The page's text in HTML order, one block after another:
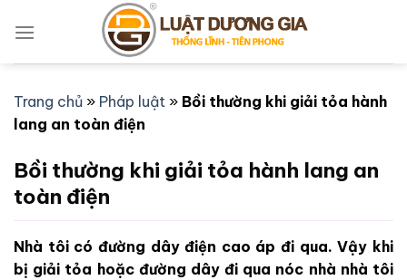
qua
Trang chủ » Pháp luật » Bồi thường khi giải tỏa hành
lang an toàn điện
Bồi thường khi giải tỏa hành lang an
toàn điện
Nhà tôi có đường dây điện cao áp đi qua. Vậy khi
bị giải tỏa hoặc đường dây đi qua nóc nhà nhà tôi